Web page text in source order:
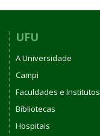
UFU
A Universidade
Campi
Faculdades e Institutos
Bibliotecas
Hospitais